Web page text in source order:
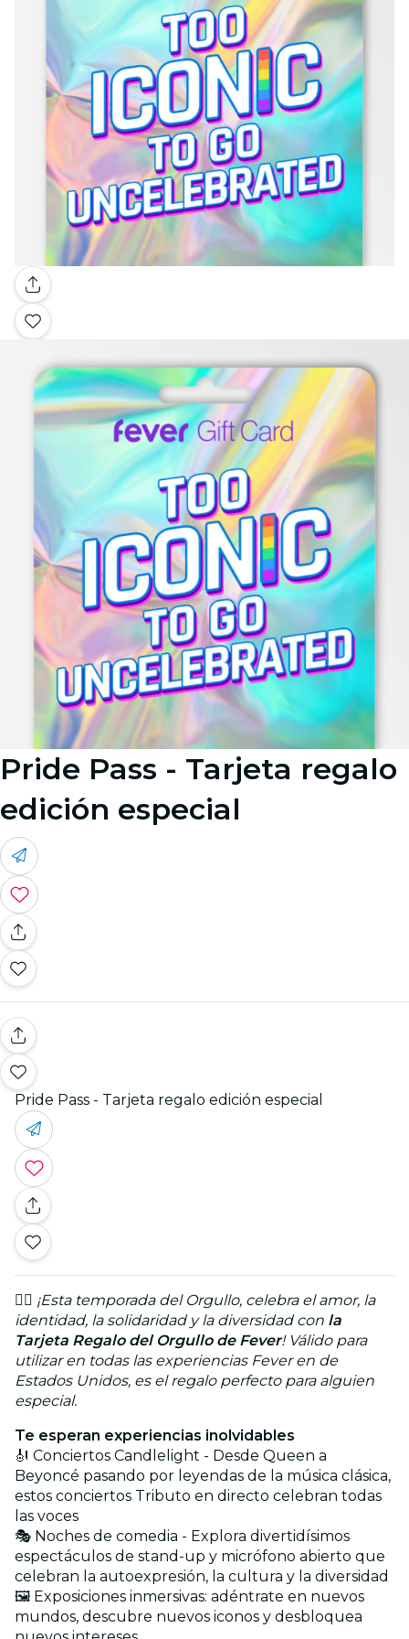
Pride Pass - Tarjeta regalo
edición especial
Pride Pass - Tarjeta regalo edición especial
🏳️‍🌈 ¡Esta temporada del Orgullo, celebra el amor, la
identidad, la solidaridad y la diversidad con la
Tarjeta Regalo del Orgullo de Fever! Válido para
utilizar en todas las experiencias Fever en de
Estados Unidos, es el regalo perfecto para alguien
especial.
Te esperan experiencias inolvidables
🎻 Conciertos Candlelight - Desde Queen a
Beyoncé pasando por leyendas de la música clásica,
estos conciertos Tributo en directo celebran todas
las voces
🎭 Noches de comedia - Explora divertidísimos
espectáculos de stand-up y micrófono abierto que
celebran la autoexpresión, la cultura y la diversidad
🖼️ Exposiciones inmersivas: adéntrate en nuevos
mundos, descubre nuevos iconos y desbloquea